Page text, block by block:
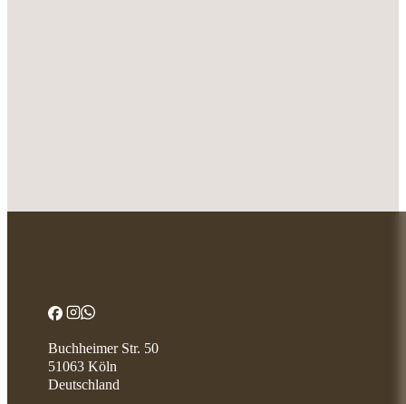
Buchheimer Str. 50
51063 Köln
Deutschland